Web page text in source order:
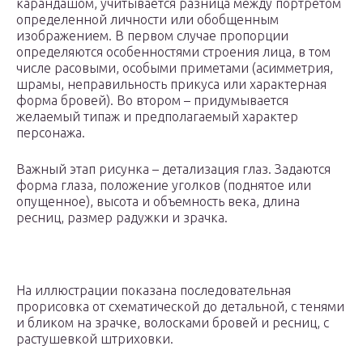
определенной личности или обобщенным
изображением. В первом случае пропорции
определяются особенностями строения лица, в том
числе расовыми, особыми приметами (асимметрия,
шрамы, неправильность прикуса или характерная
форма бровей). Во втором – придумывается
желаемый типаж и предполагаемый характер
персонажа.
Важный этап рисунка – детализация глаз. Задаются
форма глаза, положение уголков (поднятое или
опущенное), высота и объемность века, длина
ресниц, размер радужки и зрачка.
На иллюстрации показана последовательная
прорисовка от схематической до детальной, с тенями
и бликом на зрачке, волосками бровей и ресниц, с
растушевкой штриховки.